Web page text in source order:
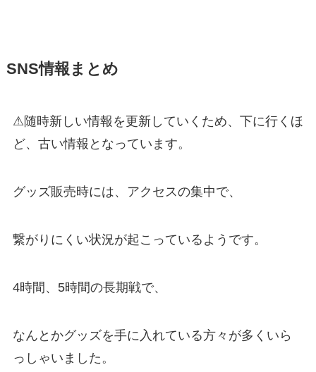
SNS情報まとめ
⚠随時新しい情報を更新していくため、下に行くほ
ど、古い情報となっています。
グッズ販売時には、アクセスの集中で、
繋がりにくい状況が起こっているようです。
4時間、5時間の長期戦で、
なんとかグッズを手に入れている方々が多くいら
っしゃいました。